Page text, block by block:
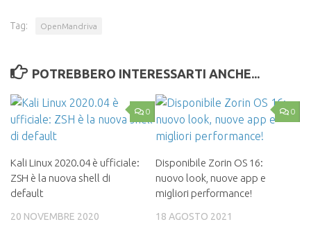
Tag: OpenMandriva
POTREBBERO INTERESSARTI ANCHE...
0
Kali Linux 2020.04 è ufficiale:
ZSH è la nuova shell di
default
20 NOVEMBRE 2020
0
Disponibile Zorin OS 16:
nuovo look, nuove app e
migliori performance!
18 AGOSTO 2021